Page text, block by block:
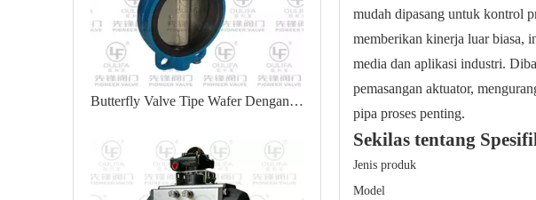
Butterfly Valve Tipe Wafer Dengan Fitur Kontrol Aliran Yang Baik
mudah dipasang untuk kontrol
memberikan kinerja luar biasa,
media dan aplikasi industri.
pemasangan aktuator,
pipa proses penting.
Sekilas tentang
Jenis produk
Model